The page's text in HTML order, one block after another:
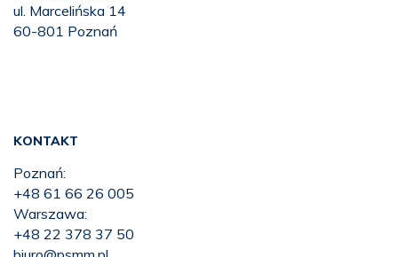
ul. Marcelińska 14
60-801 Poznań
KONTAKT
Poznań:
+48 61 66 26 005
Warszawa:
+48 22 378 37 50